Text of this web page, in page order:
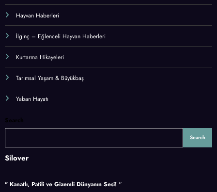
Hayvan Haberleri
İlginç – Eğlenceli Hayvan Haberleri
Kurtarma Hikayeleri
Tarımsal Yaşam & Büyükbaş
Yaban Hayatı
Search
Search
Silover
" Kanatlı, Patili ve Gizemli Dünyanın Sesi! ''